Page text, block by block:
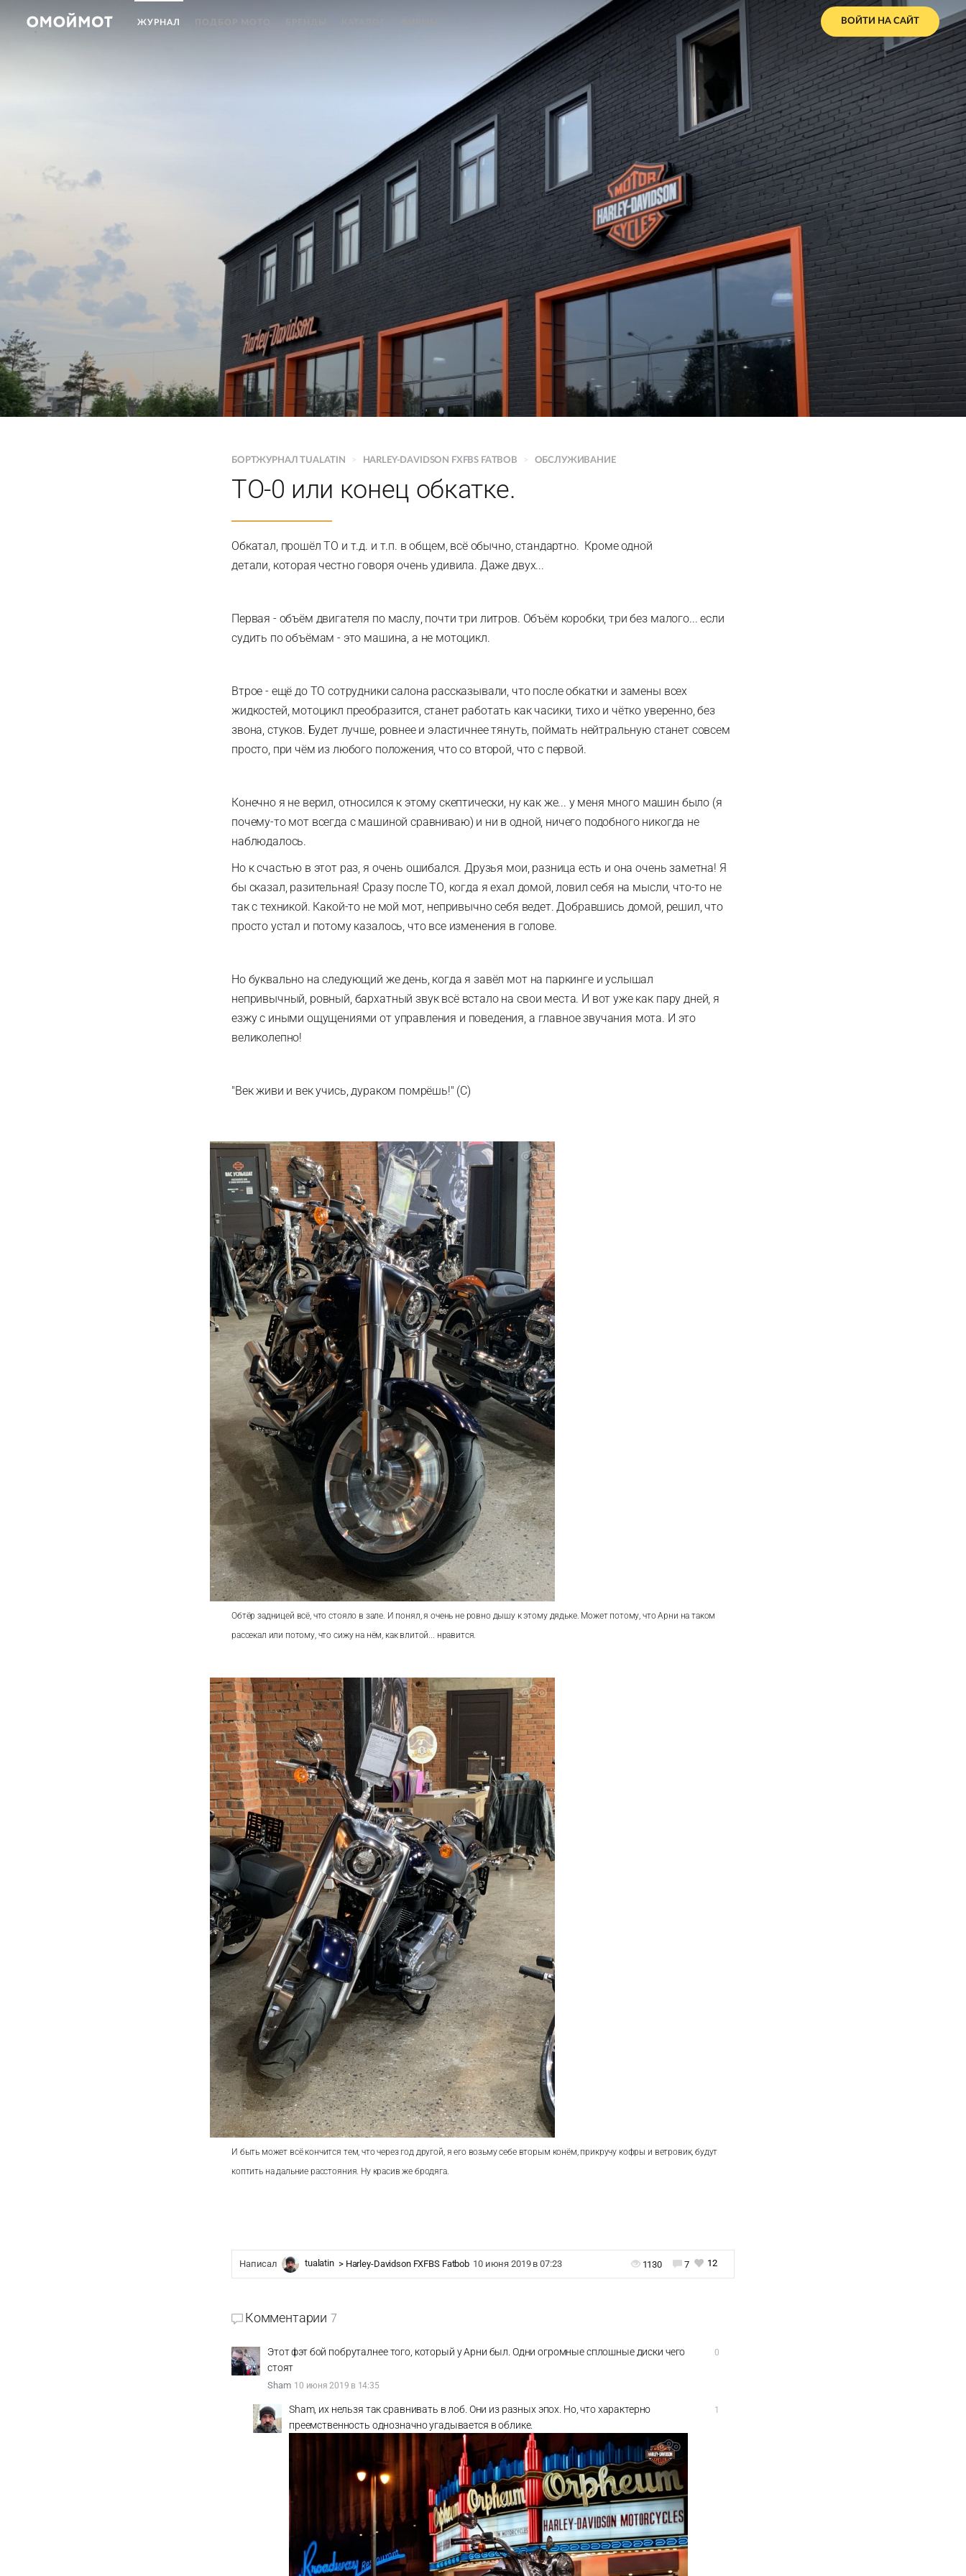
ЖУРНАЛ ВОЙТИ НА САЙТ
БОРТЖУРНАЛ TUALATIN > HARLEY-DAVIDSON FXFBS FATBOB > ОБСЛУЖИВАНИЕ
ТО-0 или конец обкатке.
Обкатал, прошёл ТО и т.д. и т.п. в общем, всё обычно, стандартно. Кроме одной
детали, которая честно говоря очень удивила. Даже двух...
Первая - объём двигателя по маслу, почти три литров. Объём коробки, три без малого... если
судить по объёмам - это машина, а не мотоцикл.
Втрое - ещё до ТО сотрудники салона рассказывали, что после обкатки и замены всех
жидкостей, мотоцикл преобразится, станет работать как часики, тихо и чётко уверенно, без
звона, стуков. Будет лучше, ровнее и эластичнее тянуть, поймать нейтральную станет совсем
просто, при чём из любого положения, что со второй, что с первой.
Конечно я не верил, относился к этому скептически, ну как же... у меня много машин было (я
почему-то мот всегда с машиной сравниваю) и ни в одной, ничего подобного никогда не
наблюдалось.
Но к счастью в этот раз, я очень ошибался. Друзья мои, разница есть и она очень заметна! Я
бы сказал, разительная! Сразу после ТО, когда я ехал домой, ловил себя на мысли, что-то не
так с техникой. Какой-то не мой мот, непривычно себя ведет. Добравшись домой, решил, что
просто устал и потому казалось, что все изменения в голове.
Но буквально на следующий же день, когда я завёл мот на паркинге и услышал
непривычный, ровный, бархатный звук всё встало на свои места. И вот уже как пару дней, я
езжу с иными ощущениями от управления и поведения, а главное звучания мота. И это
великолепно!
"Век живи и век учись, дураком помрёшь!" (С)
Обтёр задницей всё, что стояло в зале. И понял, я очень не ровно дышу к этому дядьке. Может потому, что Арни на таком
рассекал или потому, что сижу на нём, как влитой... нравится.
И быть может всё кончится тем, что через год другой, я его возьму себе вторым конём, прикручу кофры и ветровик, будут
коптить на дальние расстояния. Ну красив же бродяга.
Написал tualatin > Harley-Davidson FXFBS Fatbob 10 июня 2019 в 07:23 1130 7 12
Комментарии 7
Этот фэт бой побруталнее того, который у Арни был. Одни огромные сплошные диски чего
стоят
Sham 10 июня 2019 в 14:35
0
Sham, их нельзя так сравнивать в лоб. Они из разных эпох. Но, что характерно
преемственность однозначно угадывается в облике.
1